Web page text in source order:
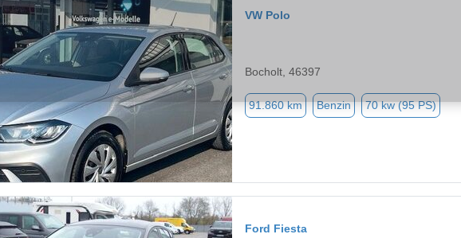
VW Polo
Bocholt, 46397
91.860 km Benzin 70 kw (95 PS)
Ford Fiesta